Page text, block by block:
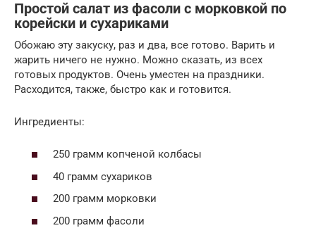
Простой салат из фасоли с морковкой по
корейски и сухариками
Обожаю эту закуску, раз и два, все готово. Варить и
жарить ничего не нужно. Можно сказать, из всех
готовых продуктов. Очень уместен на праздники.
Расходится, также, быстро как и готовится.
Ингредиенты:
250 грамм копченой колбасы
40 грамм сухариков
200 грамм морковки
200 грамм фасоли